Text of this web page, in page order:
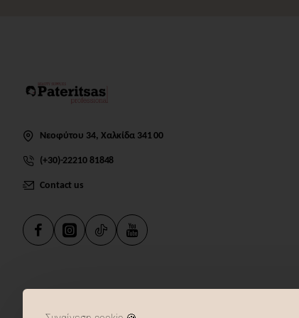
Νεοφύτου 34, Χαλκίδα 341 00
(+30)-22210 81848
Contact us